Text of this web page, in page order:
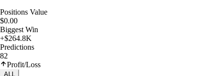
Positions Value
$0.00
Biggest Win
+$264.8K
Predictions
82
Profit/Loss
ALL